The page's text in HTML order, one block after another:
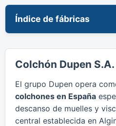
Índice de fábricas
Colchón Dupen S.A.
​El grupo Dupen opera
colchones en España
descanso de muelles y
central establecida en